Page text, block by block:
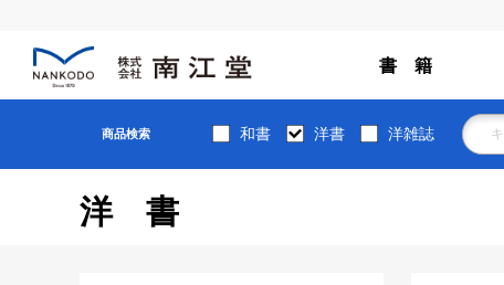
書 籍
商品検索 和書 洋書 洋雑誌
洋書